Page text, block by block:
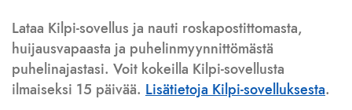
Lataa Kilpi-sovellus ja nauti roskapostittomasta,
huijausvapaasta ja puhelinmyynnittömästä
puhelinajastasi. Voit kokeilla Kilpi-sovellusta
ilmaiseksi 15 päivää. Lisätietoja Kilpi-sovelluksesta.